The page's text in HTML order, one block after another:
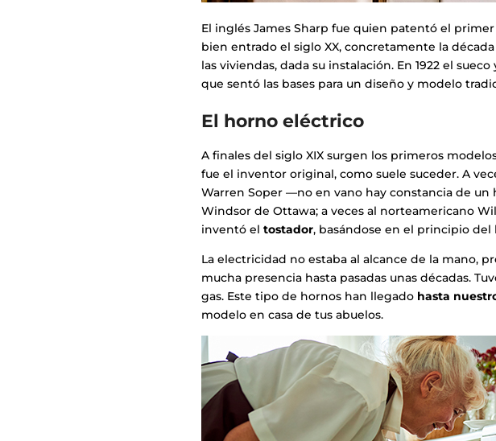
El inglés James Sharp fue quien patentó el primer
bien entrado el siglo XX, concretamente la
las viviendas, dada su instalación. En 1922 el
que sentó las bases para un diseño y modelo
El horno eléctrico
A finales del siglo XIX surgen los primeros
fue el inventor original, como suele suceder. A
Warren Soper —no en vano hay constancia de
Windsor de Ottawa; a veces al norteamericano
inventó eltostador, basándose en el principio del
La electricidad no estaba al alcance de la mano,
mucha presencia hasta pasadas unas décadas.
gas. Este tipo de hornos han llegado hasta
modelo en casa de tus abuelos.